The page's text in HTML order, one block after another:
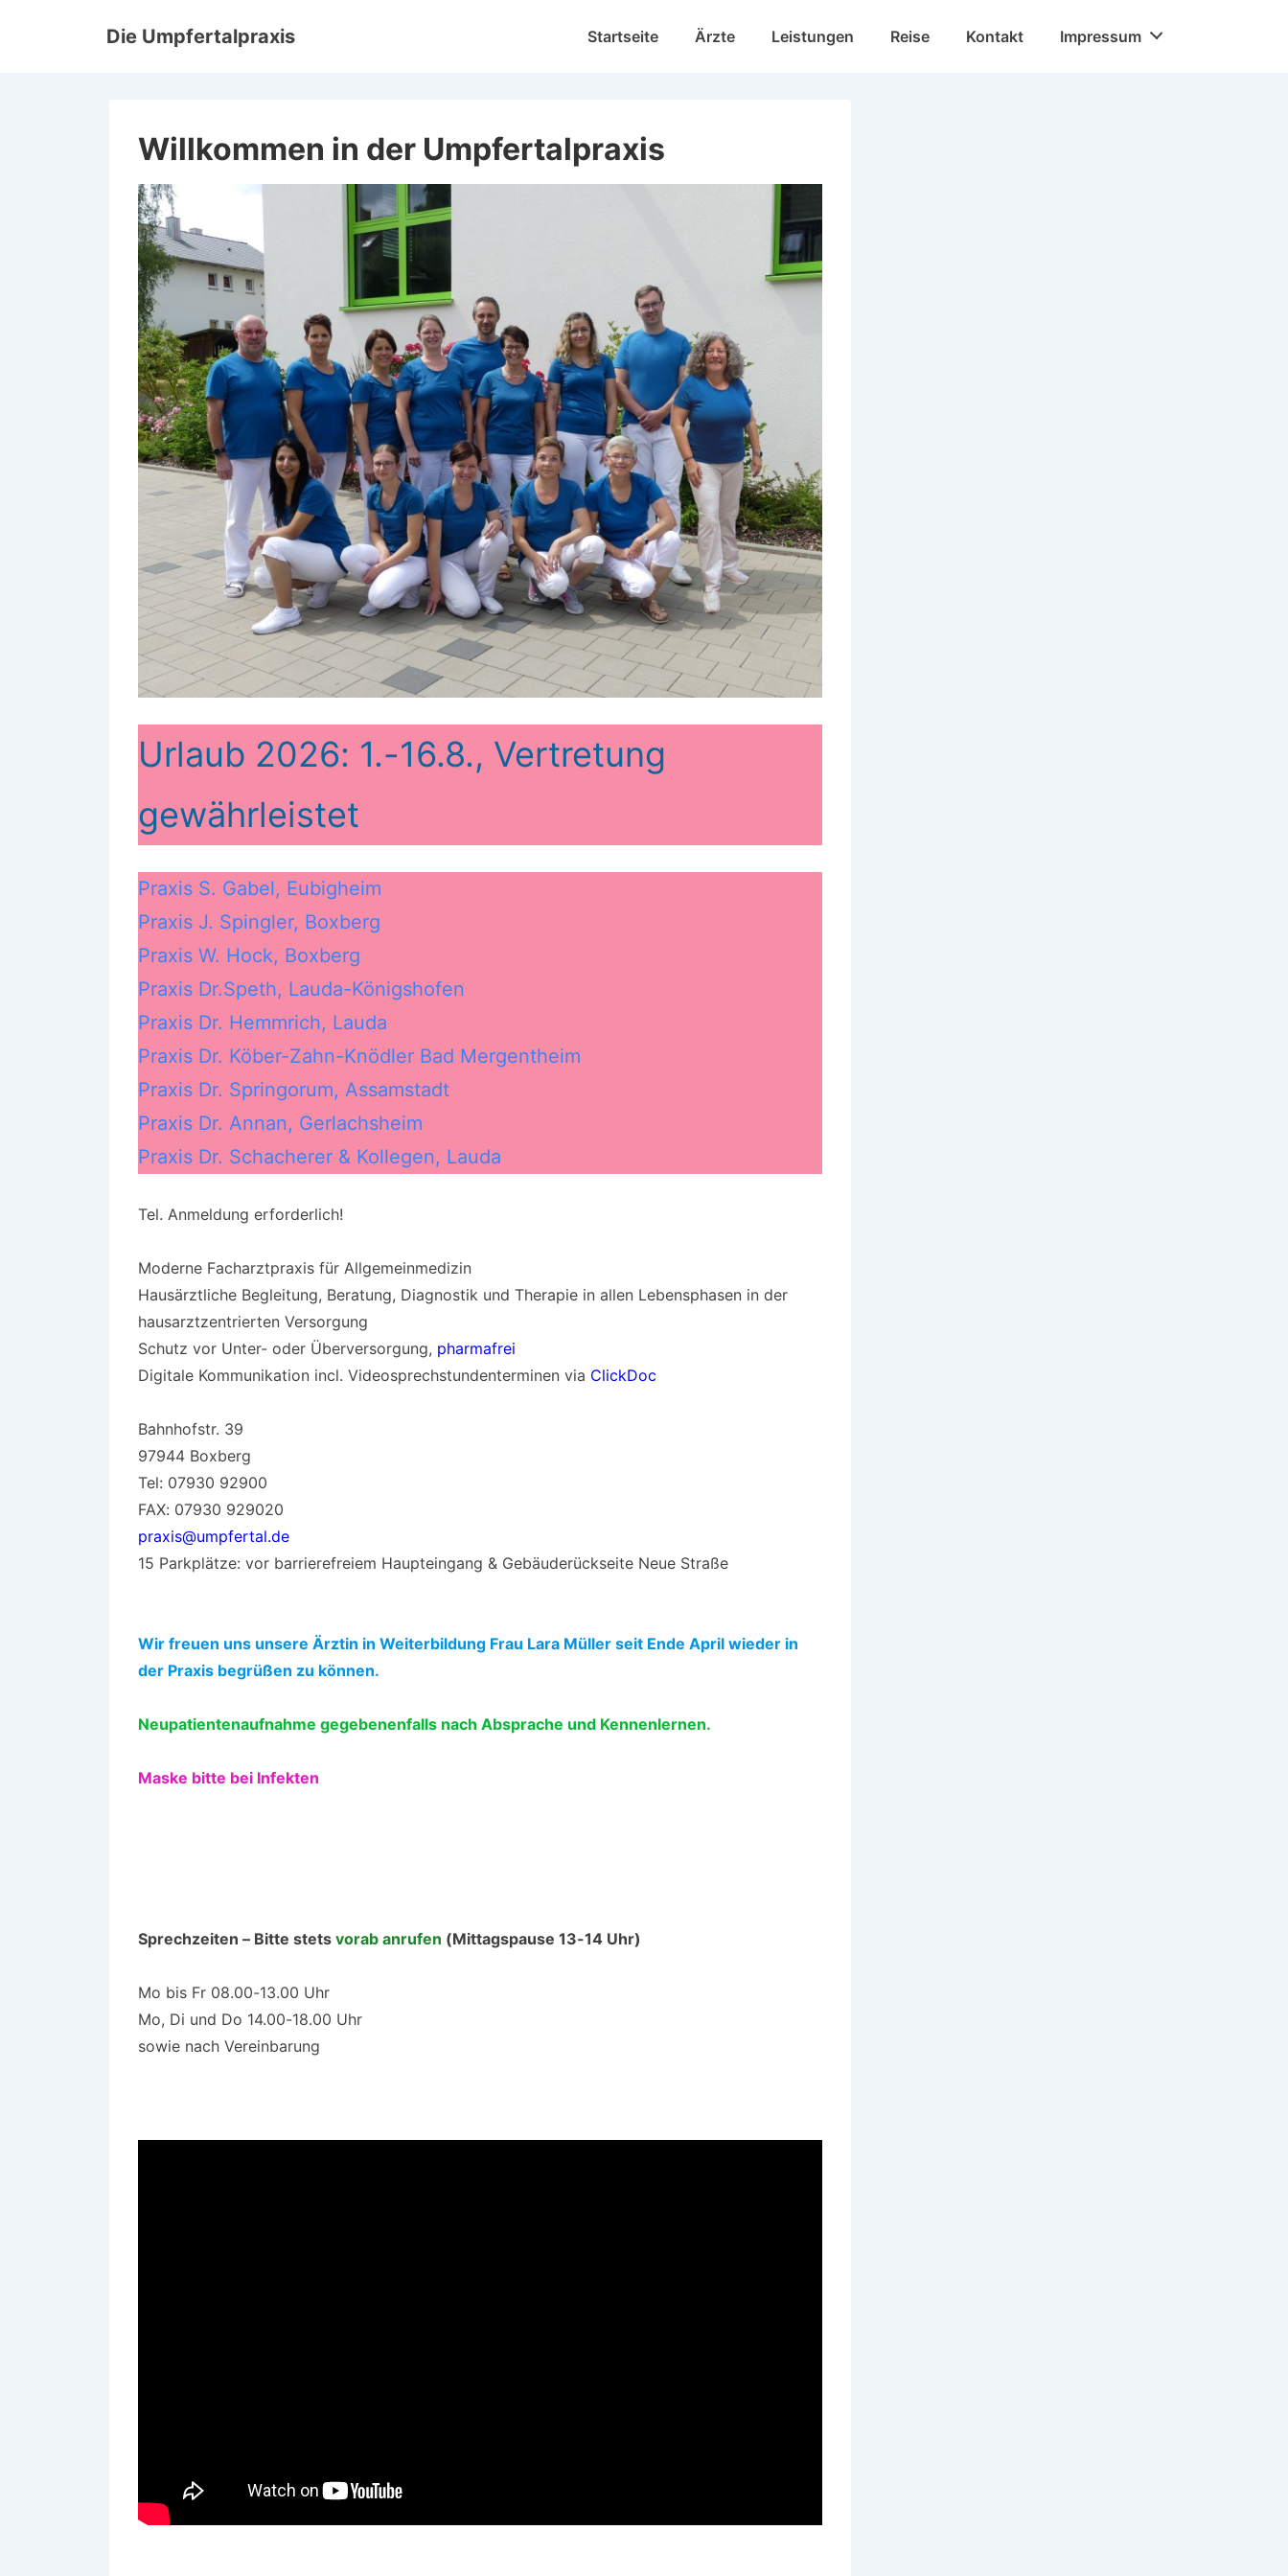
Die Umpfertalpraxis Hauptnavigation
Startseite Ärzte Leistungen Reise Kontakt Impressum
Willkommen in der Umpfertalpraxis
Urlaub 2026: 1.-16.8., Vertretung
gewährleistet
Praxis S. Gabel, Eubigheim
Praxis J. Spingler, Boxberg
Praxis W. Hock, Boxberg
Praxis Dr.Speth, Lauda-Königshofen
Praxis Dr. Hemmrich, Lauda
Praxis Dr. Köber-Zahn-Knödler Bad Mergentheim
Praxis Dr. Springorum, Assamstadt
Praxis Dr. Annan, Gerlachsheim
Praxis Dr. Schacherer & Kollegen, Lauda
Tel. Anmeldung erforderlich!
Moderne Facharztpraxis für Allgemeinmedizin
Hausärztliche Begleitung, Beratung, Diagnostik und Therapie in allen Lebensphasen in der
hausarztzentrierten Versorgung
Schutz vor Unter- oder Überversorgung, pharmafrei
Digitale Kommunikation incl. Videosprechstundenterminen via ClickDoc
Bahnhofstr. 39
97944 Boxberg
Tel: 07930 92900
FAX: 07930 929020
praxis@umpfertal.de
15 Parkplätze: vor barrierefreiem Haupteingang & Gebäuderückseite Neue Straße
Wir freuen uns unsere Ärztin in Weiterbildung Frau Lara Müller seit Ende April wieder in
der Praxis begrüßen zu können.
Neupatientenaufnahme gegebenenfalls nach Absprache und Kennenlernen.
Maske bitte bei Infekten
Sprechzeiten – Bitte stets vorab anrufen (Mittagspause 13-14 Uhr)
Mo bis Fr 08.00-13.00 Uhr
Mo, Di und Do 14.00-18.00 Uhr
sowie nach Vereinbarung